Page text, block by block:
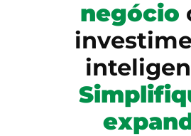
negócio